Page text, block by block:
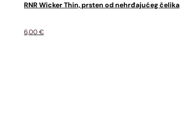
RNR Wicker Thin, prsten od nehrđajućeg čelika
6,00€